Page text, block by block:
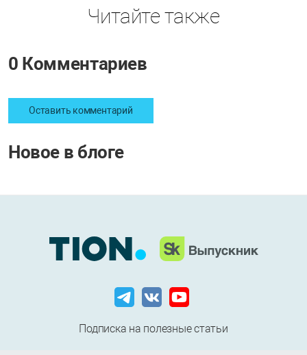
Читайте также
0 Комментариев
Оставить комментарий
Новое в блоге
Подписка на полезные статьи